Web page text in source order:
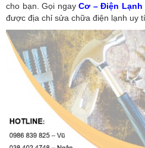
cho bạn. Gọi ngayCơ – Điện Lạnh
được địa chỉ sửa chữa điện lạnh uy